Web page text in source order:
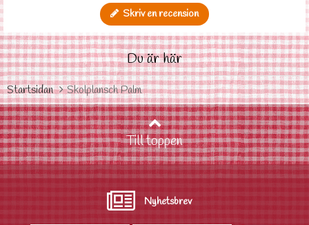
Skriv en recension
Du är här
Startsidan Skolplansch Palm
Till toppen
Nyhetsbrev